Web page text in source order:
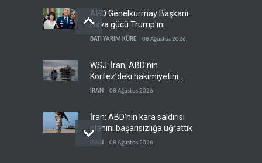
ABD Genelkurmay Başkanı:
Hava gücü Trump'ın
hedeflerine yetmez
BATI YARIM KÜRE 08 Ağustos 2026
WSJ: İran, ABD’nin
Körfez’deki hakimiyetini
sona erdiriyor
İRAN 08 Ağustos 2026
İran: ABD’nin kara saldırısı
planını başarısızlığa uğrattık
İRAN 08 Ağustos 2026